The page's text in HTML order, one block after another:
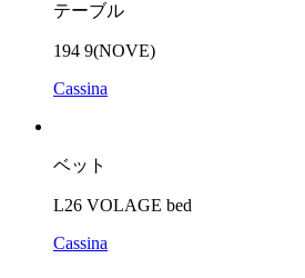
テーブル
194 9(NOVE)
Cassina
ベット
L26 VOLAGE bed
Cassina